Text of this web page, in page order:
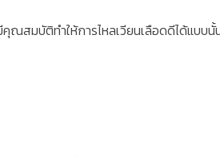
คุณสมบัติทำให้การไหลเวียนเลือดดีได้แบบนั้